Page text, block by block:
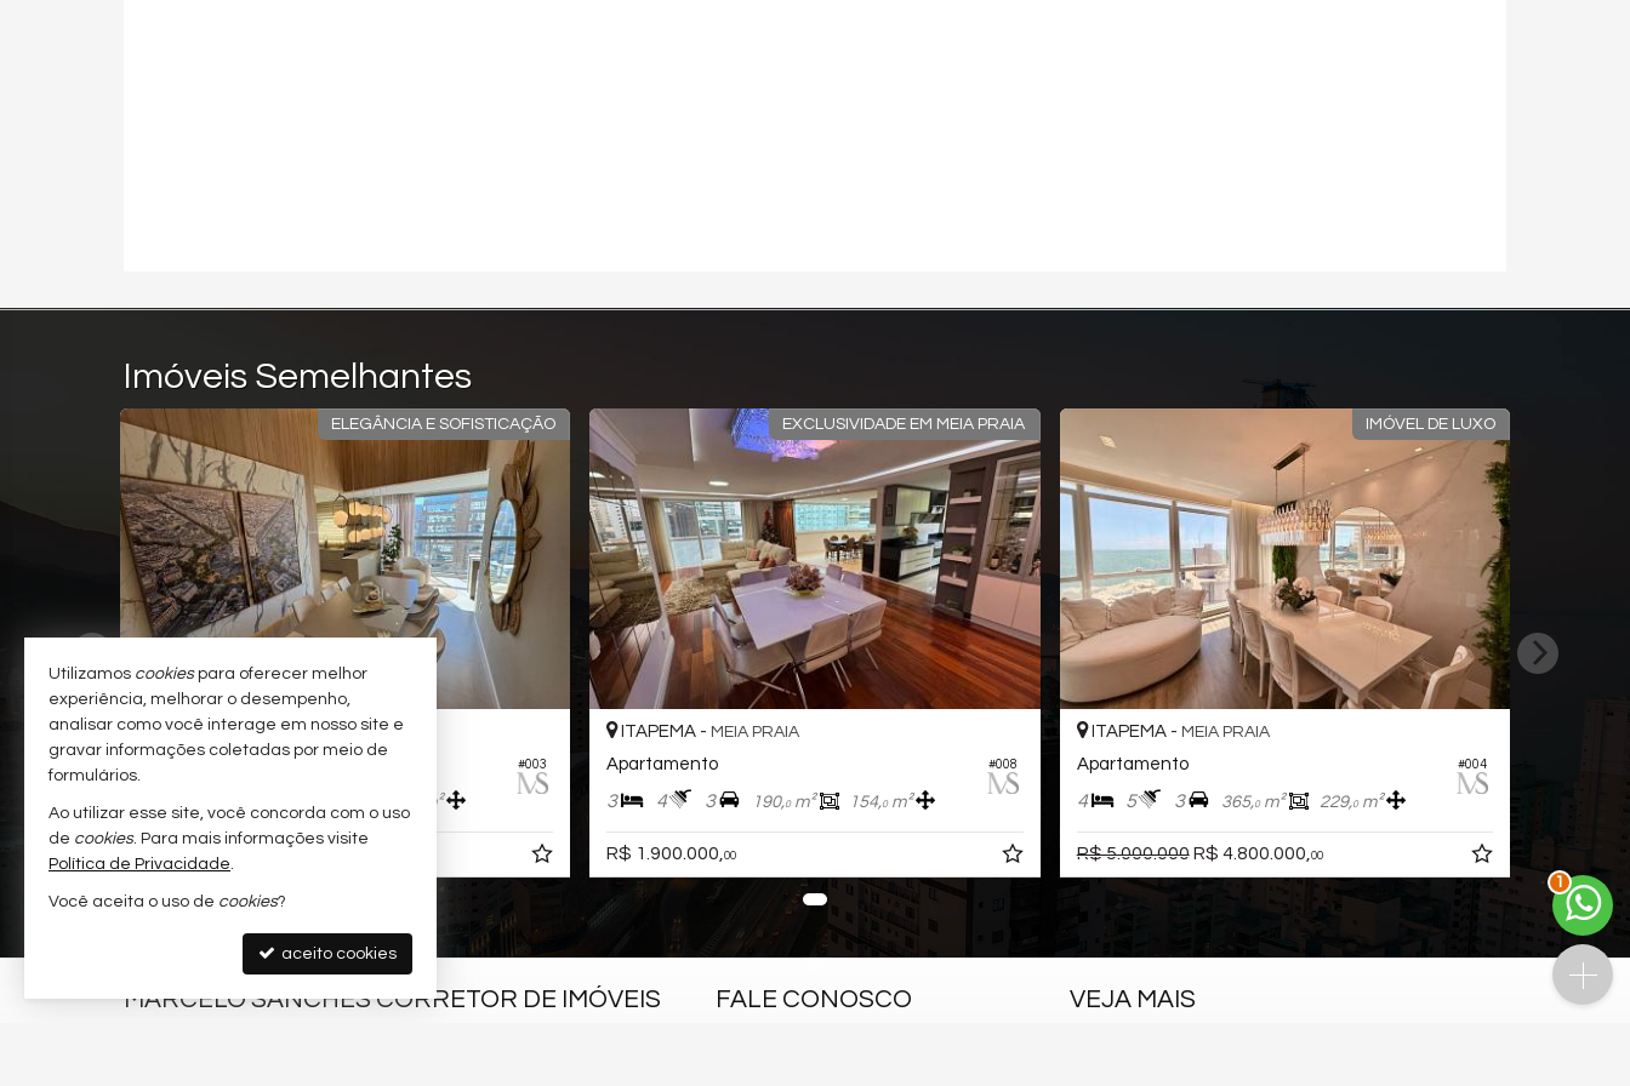
Imóveis Semelhantes
ELEGÂNCIA E SOFISTICAÇÃO
#003
ITAPEMA - MEIA PRAIA
Apartamento
160, m²
R$ 2.710.013,
EXCLUSIVIDADE EM MEIA PRAIA
#008
ITAPEMA - MEIA PRAIA
Apartamento
3 4 3 190,0m² 154,0m²
R$ 1.900.000,00
IMÓVEL DE LUXO
#004
ITAPEMA - MEIA PRAIA
Apartamento
4 5 3 365,0m² 229,0m²
R$ 5.000.000 R$ 4.800.000, 00
MARCELO SANCHES CORRETOR DE IMÓVEIS FALE CONOSCO VEJA MAIS
Utilizamos cookiespara oferecer melhor
experiência, melhorar o desempenho,
analisar como você interage em nosso site e
gravar informações coletadas por meio de
formulários.
Ao utilizar esse site, você concorda com o uso
de cookies. Para mais informações visite
Política de Privacidade.
Você aceita o uso de cookies?
aceito cookies